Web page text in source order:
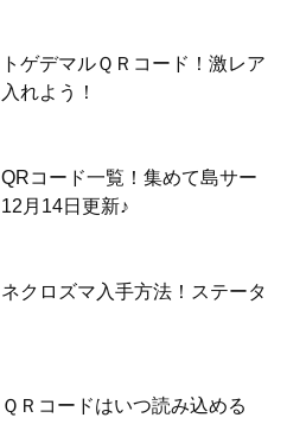
トゲデマルＱＲコード！激レア
れよう！
QRコード一覧！集めて島サー
月14日更新♪
ネクロズマ入手方法！ステータ
ＱＲコードはいつ読み込める